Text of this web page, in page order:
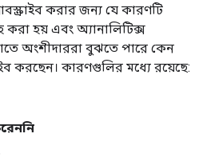
করার জন্য যে কারণটি
করা হয় এবং অ্যানালিটিক্স
অংশীদাররা বুঝতে পারে কেন
করছেন। কারণগুলির মধ্যে রয়েছে: